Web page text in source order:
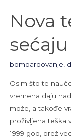
Nova
bombardovanje
Osim što te
vremena daju
može, a takođe
proživljena teška
1999 god,
teška
vremena
sećaju
stara